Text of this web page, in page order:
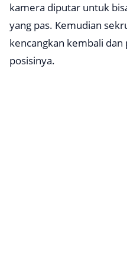
kamera diputar untuk
yang pas. Kemudian
kencangkan kembali dan
posisinya.